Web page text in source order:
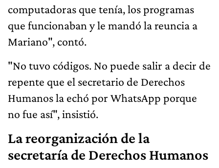
computadoras que tenía, los programas
que funcionaban y le mandó la reuncia a
Mariano", contó.
"No tuvo códigos. No puede salir a decir de
repente que el secretario de Derechos
Humanos la echó por WhatsApp porque
no fue así", insistió.
La reorganización de la
secretaría de Derechos Humanos